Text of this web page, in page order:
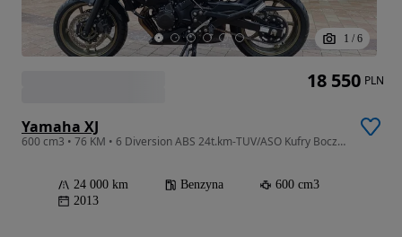
1 / 6
Yamaha XJ
600 cm3 • 76 KM • 6 Diversion ABS 24t.km-TUV/ASO Kufry Boczne Yamaha BEZWYPADKOWY 2009r
24 000 km Benzyna
600 cm3
2013
18 550 PLN